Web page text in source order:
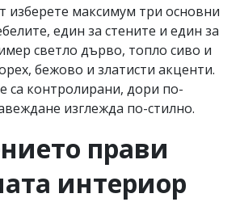
изберете максимум три основни
един за стените и един за
светло дърво, топло сиво и
бежово и златисти акценти.
са контролирани, дори по-
изглежда по-стилно.
прави
интериор